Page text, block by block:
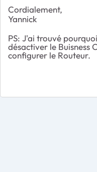
Cordialement,
Yannick
PS: J'ai trouvé
désactiver le Buisness
configurer le Routeur.